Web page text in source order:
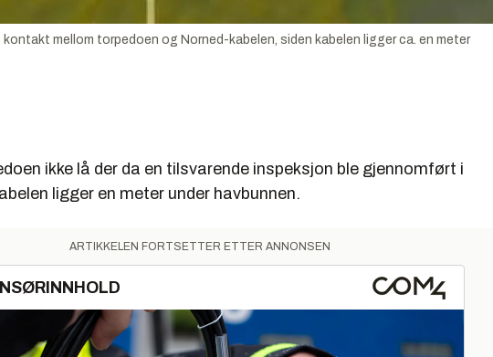
kontakt mellom torpedoen og Norned-kabelen, siden kabelen ligger ca. en meter
ikke lå der da en tilsvarende inspeksjon ble gjennomført i
ligger en meter under havbunnen.
ARTIKKELEN FORTSETTER ETTER ANNONSEN